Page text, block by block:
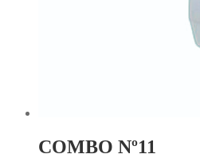
COMBO Nº11